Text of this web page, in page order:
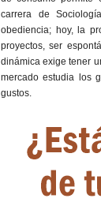
carrera de
obediencia; hoy, la
proyectos, ser
dinámica exige tener
mercado estudia los
gustos.